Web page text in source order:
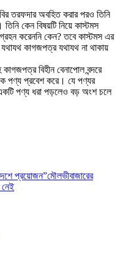
তরফদার অবহিত করার পরও তিনি
কেন বিষয়টি নিয়ে কাস্টমস
করেননি কেন? তবে কাস্টমস এর
কাগজপত্র যথাযথ না থাকায়
বিহীন বেনাপোল বন্দরে
পণ্য প্রবেশ করে। যে পণ্যর
পণ্য ধরা পড়লেও বড় অংশ চলে
প্রয়োজন”মৌলভীবাজারের
নেই